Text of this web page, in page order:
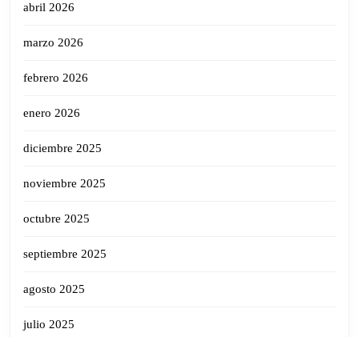
abril 2026
marzo 2026
febrero 2026
enero 2026
diciembre 2025
noviembre 2025
octubre 2025
septiembre 2025
agosto 2025
julio 2025